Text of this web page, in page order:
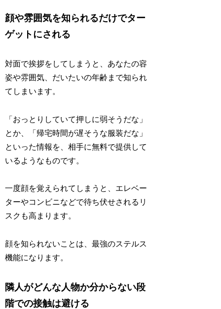
顔や雰囲気を知られるだけでター
ゲットにされる
対面で挨拶をしてしまうと、あなたの容
姿や雰囲気、だいたいの年齢まで知られ
てしまいます。
「おっとりしていて押しに弱そうだな」
とか、「帰宅時間が遅そうな服装だな」
といった情報を、相手に無料で提供して
いるようなものです。
一度顔を覚えられてしまうと、エレベー
ターやコンビニなどで待ち伏せされるリ
スクも高まります。
顔を知られないことは、最強のステルス
機能になります。
隣人がどんな人物か分からない段
階での接触は避ける